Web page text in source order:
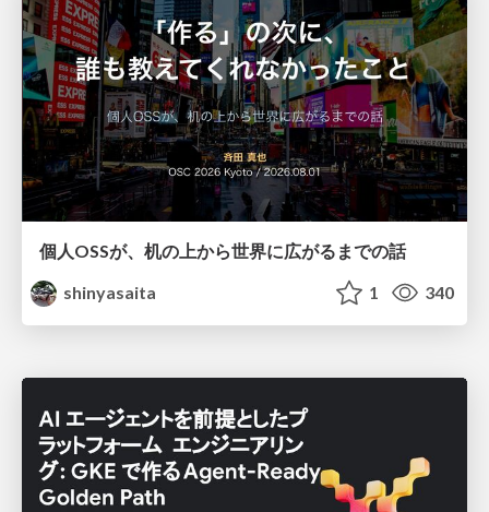
個人OSSが、机の上から世界に広がるまでの話
shinyasaita
1 340